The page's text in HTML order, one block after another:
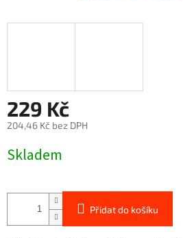
229 Kč
204,46 Kč bez DPH
cena:
Skladem
Přidat do košíku